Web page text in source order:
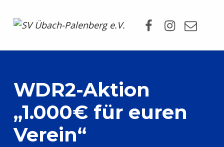
WDR2-Aktion
„1.000€ für euren
Verein“